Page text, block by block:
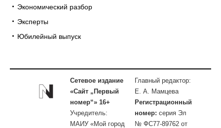
Экономический разбор
Эксперты
Юбилейный выпуск
Сетевое издание
«Сайт „Первый
номер“» 16+
Учредитель:
МАИУ «Мой город
Главный редактор:
Е. А. Мамцева
Регистрационный
номер: серия Эл
№ ФС77-89762 от